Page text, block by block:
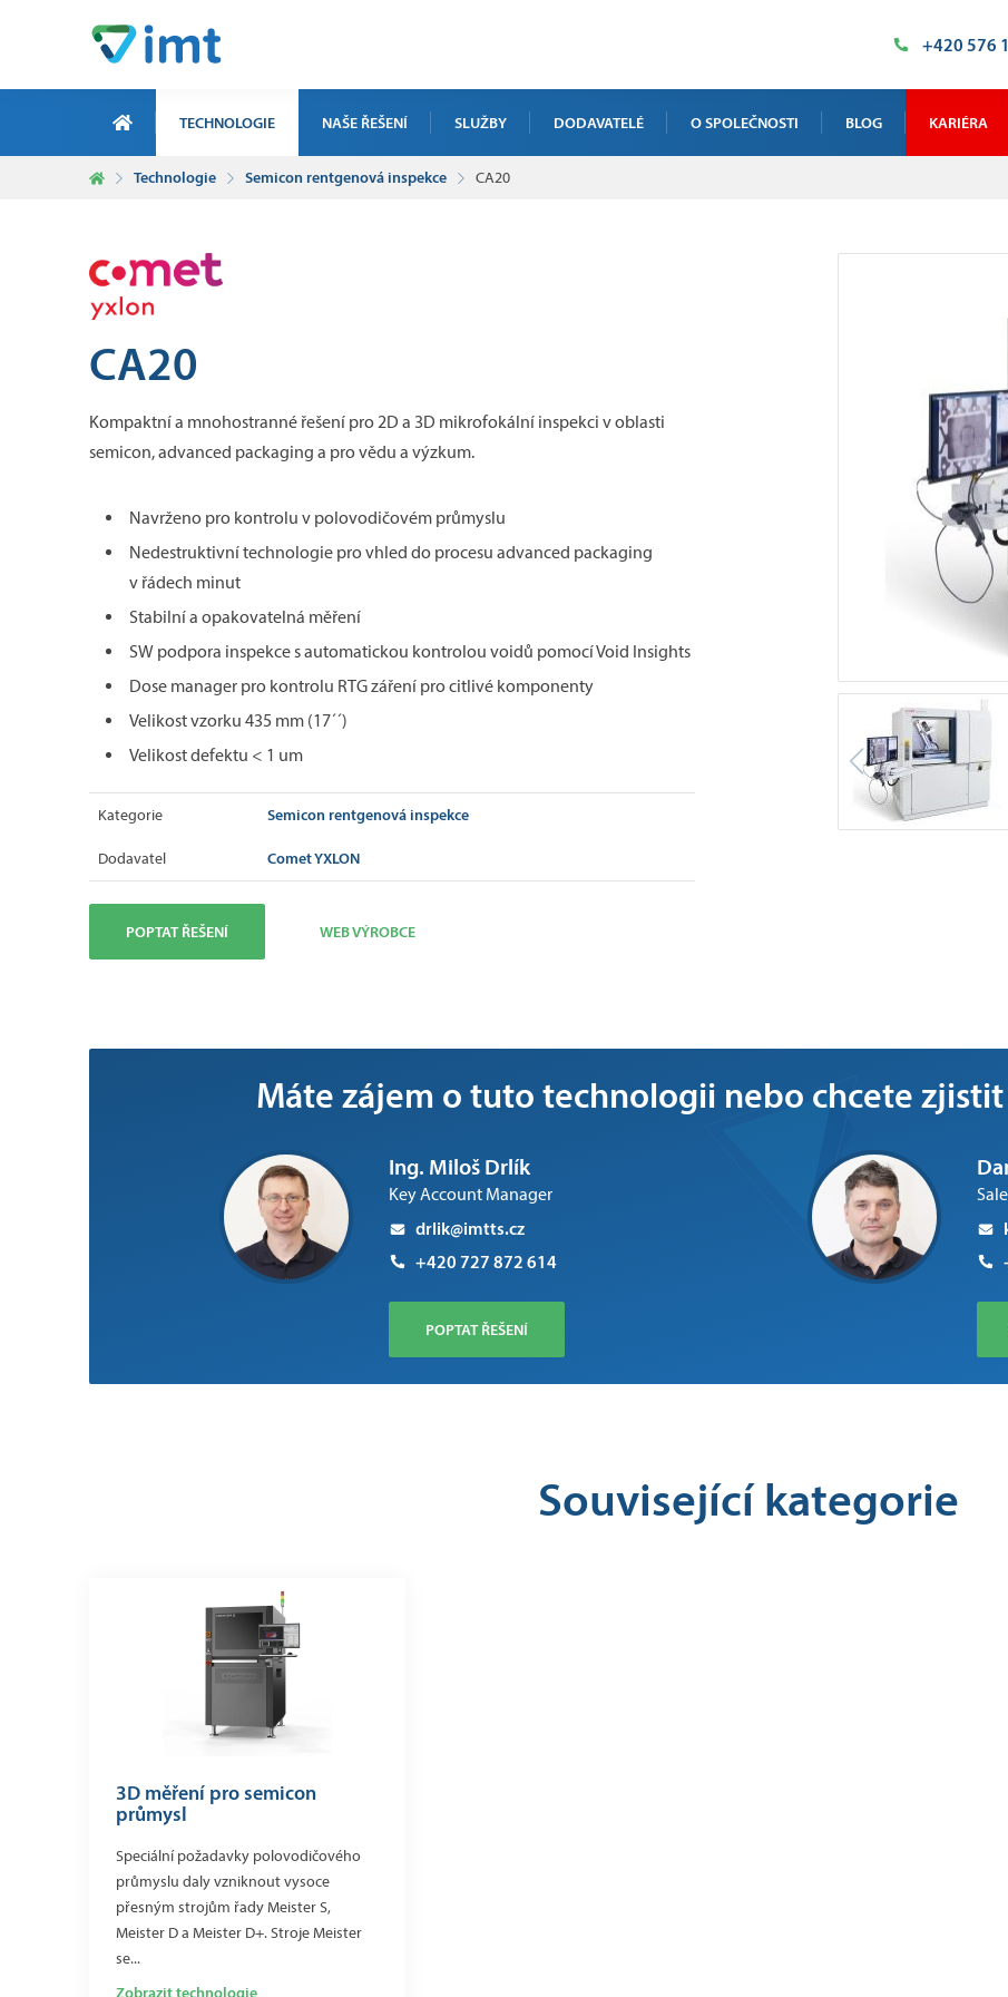
+420 576
TECHNOLOGIE NAŠE ŘEŠENÍ SLUŽBY
ZAKÁZKOVÁ RTG INSPEKCE
DODAVATELÉ O SPOLEČNOSTI BLOG KARIÉRA
Technologie Semicon rentgenová inspekce CA20
CA20
Kompaktní a mnohostranné řešení pro 2D a 3D mikrofokální inspekci v oblasti
semicon, advanced packaging a pro vědu a výzkum.
Navrženo pro kontrolu v polovodičovém průmyslu
Nedestruktivní technologie pro vhled do procesu advanced packaging
v řádech minut
Stabilní a opakovatelná měření
SW podpora inspekce s automatickou kontrolou voidů pomocí Void Insights
Dose manager pro kontrolu RTG záření pro citlivé komponenty
Velikost vzorku 435 mm (17´´)
Velikost defektu < 1 um
Kategorie Semicon rentgenová inspekce
Dodavatel Comet YXLON
POPTAT ŘEŠENÍ WEB VÝROBCE
Máte zájem o tuto technologii nebo chcete
Ing. Miloš Drlík
Key Account Manager
drlik@imtts.cz
+420 727 872 614
POPTAT ŘEŠENÍ
Související kategorie
3D měření pro semicon
průmysl
Speciální požadavky polovodičového
průmyslu daly vzniknout vysoce
přesným strojům řady Meister S,
Meister D a Meister D+. Stroje Meister
se...
Zobrazit technologie